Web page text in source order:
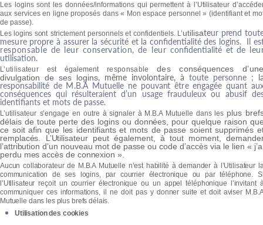
Les logins sont les données/informations qui permettent à l’Utilisateur
aux services en ligne proposés dans « Mon espace personnel » (identifiant et
de passe).
Les logins sont strictement personnelset confidentie ls. L’utilisateur prendtout
mesurepropre à assurer la sécurité et la confidentialité des logins. Il
responsable de leur conservation, de leurconfidentialité et de
utilisation.
L’utilisateur est également responsable desconséquences d
divulgation de ses logins, même involontaire, àtoute personne;
responsabilité de M.B.A Mutuelle ne pouvantêtreengagée quant
conséquences qui résulteraient d’un usage frauduleux ou abusif
identifiants et mots de passe.
L ’utilisateur s’engage en outre à signaler à M.B.A Mutuelle dans les plus bref
délaisde toute perte des logins ou données, pour quelque raison
ce soit afin que les identifiants et mots de passe soient supprimés
remplacés. L’Utilisateur peut également, à tout moment,
l’attribution d’un nouveau mot de passe ou code d’accès via le lien «
perdu mes accès de connexion ».
Aucun collaborateur de M.B.A Mutuelle n’est habilité à demander à l’Utilisateur
communication de ses logins, par courrier électronique ou par téléphone.
l’Utilisateur reçoit un courrier électronique ou un appel téléphonique l’invitant
communiquer ces informations, il ne doit pas y donner suite et doit aviser
Mutuelle dans les plus brefs délais.
Utilisation des cookies